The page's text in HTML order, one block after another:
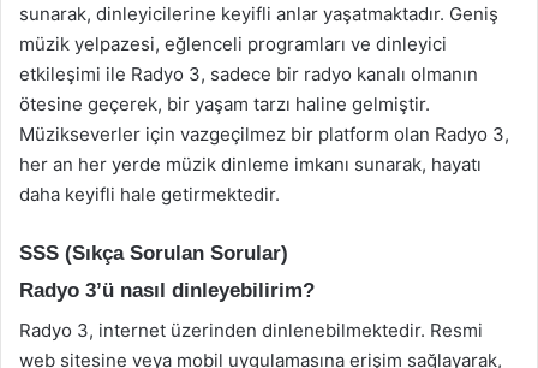
sunarak, dinleyicilerine keyifli anlar yaşatmaktadır. Geniş
müzik yelpazesi, eğlenceli programları ve dinleyici
etkileşimi ile Radyo 3, sadece bir radyo kanalı olmanın
ötesine geçerek, bir yaşam tarzı haline gelmiştir.
Müzikseverler için vazgeçilmez bir platform olan Radyo 3,
her an her yerde müzik dinleme imkanı sunarak, hayatı
daha keyifli hale getirmektedir.
SSS (Sıkça Sorulan Sorular)
Radyo 3’ü nasıl dinleyebilirim?
Radyo 3, internet üzerinden dinlenebilmektedir. Resmi
web sitesine veya mobil uygulamasına erişim sağlayarak,